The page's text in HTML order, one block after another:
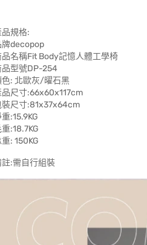
品規格:
牌decopop
品名稱Fit Body記憶人體工學椅
品型號DP-254
色: 北歐灰/曜石黑
品尺寸:66x60x117cm
裝尺寸:81x37x64cm
:15.9KG
重:18.7KG
重: 150KG
註:需自行組裝